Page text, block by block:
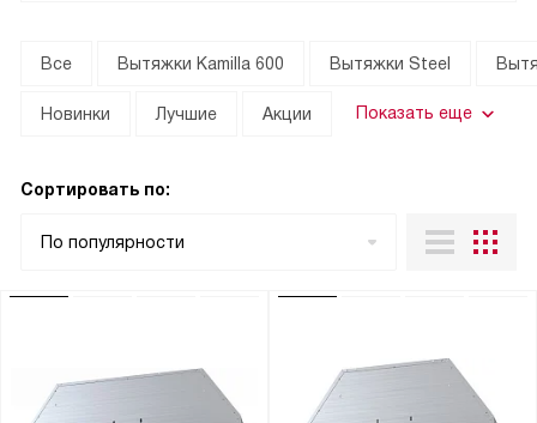
Все Вытяжки Kamilla 600 Вытяжки Steel
Новинки Лучшие Акции Показать еще
Сортировать по:
По популярности